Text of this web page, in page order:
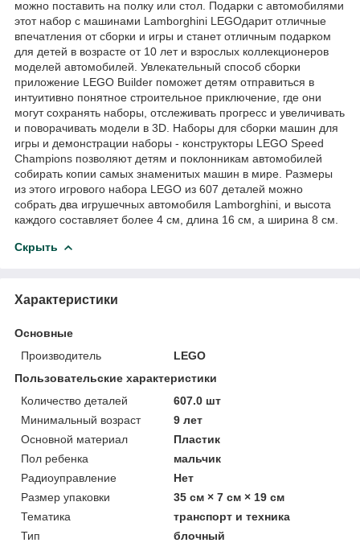
можно поставить на полку или стол. Подарки с автомобилями
этот набор с машинами Lamborghini LEGOдарит отличные
впечатления от сборки и игры и станет отличным подарком
для детей в возрасте от 10 лет и взрослых коллекционеров
моделей автомобилей. Увлекательный способ сборки
приложение LEGO Builder поможет детям отправиться в
интуитивно понятное строительное приключение, где они
могут сохранять наборы, отслеживать прогресс и увеличивать
и поворачивать модели в 3D. Наборы для сборки машин для
игры и демонстрации наборы - конструкторы LEGO Speed
Champions позволяют детям и поклонникам автомобилей
собирать копии самых знаменитых машин в мире. Размеры
из этого игрового набора LEGO из 607 деталей можно
собрать два игрушечных автомобиля Lamborghini, и высота
каждого составляет более 4 см, длина 16 см, а ширина 8 см.
Скрыть
Характеристики
Основные
Производитель
LEGO
Пользовательские характеристики
Количество деталей
607.0 шт
Минимальный возраст
9 лет
Основной материал
Пластик
Пол ребенка
мальчик
Радиоуправление
Нет
Размер упаковки
35 см × 7 см × 19 см
Тематика
транспорт и техника
Тип
блочный